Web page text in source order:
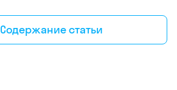
Содержание статьи